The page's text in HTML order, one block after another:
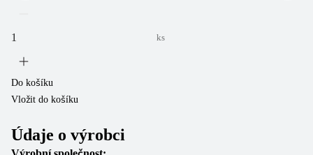
ks
Do košíku
Vložit do košíku
Údaje o výrobci